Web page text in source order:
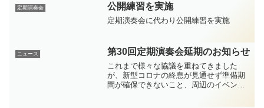
定期演奏会 公開練習を実施
定期演奏会に代わり公開練習を実施
ニュース 第30回定期演奏会延期のお知らせ
これまで様々な協議を重ねてきました
が、新型コロナの終息が見通せず準備期
間が確保できないこと、周辺のイベント